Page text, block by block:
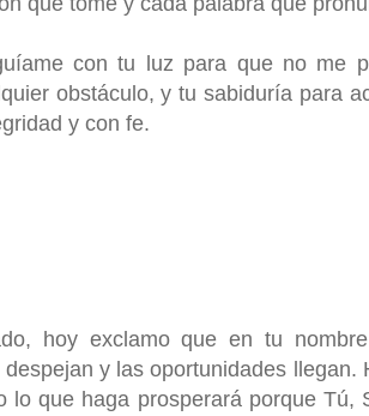
con tu luz para que no me
obstáculo, y tu sabiduría para
y con fe.
hoy exclamo que en tu
y las oportunidades llegan.
lo que haga prosperará porque Tú,